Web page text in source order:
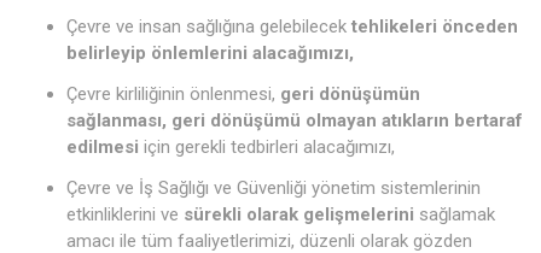
Çevre ve insan sağlığına gelebilecek tehlikeleri önceden
belirleyip önlemlerini alacağımızı,
Çevre kirliliğinin önlenmesi, geri dönüşümün
sağlanması, geri dönüşümü olmayan atıkların bertaraf
edilmesi için gerekli tedbirleri alacağımızı,
Çevre ve İş Sağlığı ve Güvenliği yönetim sistemlerinin
etkinliklerini ve sürekli olarak gelişmelerini sağlamak
amacı ile tüm faaliyetlerimizi, düzenli olarak gözden